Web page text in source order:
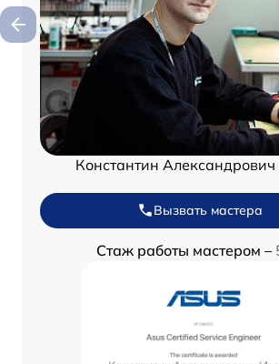
Константин
Вызвать мастера
Стаж работы мастером –